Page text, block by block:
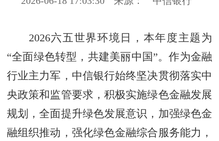
2026六五世界环境日，本年度主题为
“全面绿色转型，共建美丽中国”。作为金融
行业主力军，中信银行始终坚决贯彻落实中
央政策和监管要求，积极实施绿色金融发展
规划，全面提升绿色发展意识，加强绿色金
融组织推动，强化绿色金融综合服务能力，